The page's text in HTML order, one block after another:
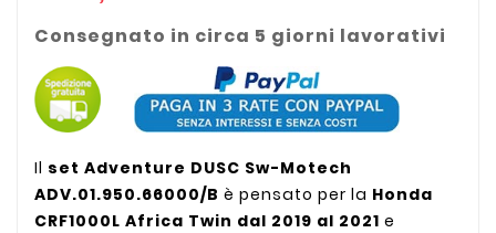
Consegnato in circa 5 giorni lavorativi
Il set Adventure DUSC Sw-Motech
ADV.01.950.66000/B è pensato per la Honda
CRF1000L Africa Twin dal 2019 al 2021 e